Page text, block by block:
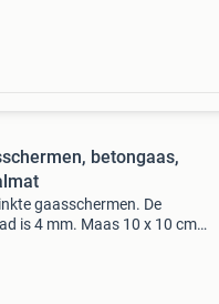
betongaas,
gaasschermen. De
is 4 mm. Maas 10 x 10 cm: